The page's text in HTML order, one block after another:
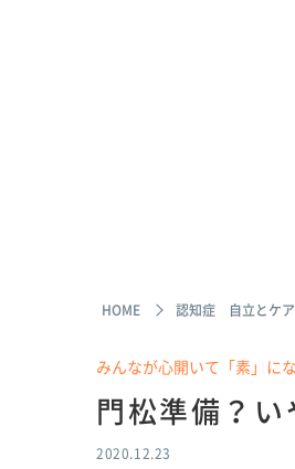
HOME 認知症 自立とケア
みんなが心開いて「素」に
門松準備？
2020.12.23